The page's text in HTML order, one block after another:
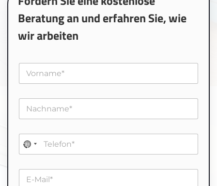
Beratung an und erfahren Sie, wie
wir arbeiten
V
r
n
a
e
*
N
c
h
n
m
e
T
l
e
f
E